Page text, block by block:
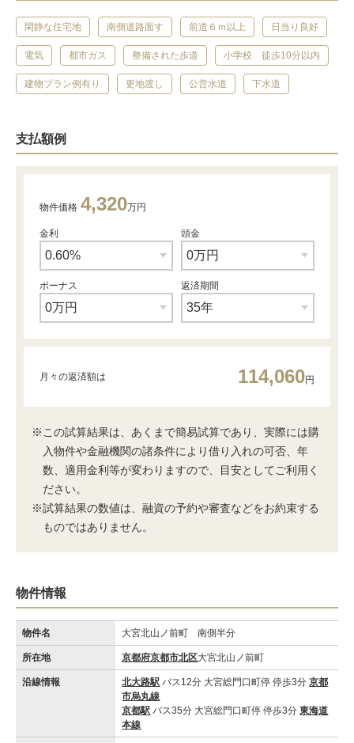
閑静な住宅地 南側道路面す 前道６ｍ以上 日当り良好
電気 都市ガス 整備された歩道 小学校 徒歩10分以内
建物プラン例有り 更地渡し 公営水道 下水道
支払額例
物件価格 4,320万円
金利 頭金
ボーナス 返済期間
月々の返済額は 114,060円
※この試算結果は、あくまで簡易試算であり、実際には購
入物件や金融機関の諸条件により借り入れの可否、年
数、適用金利等が変わりますので、目安としてご利用く
ださい。
※試算結果の数値は、融資の予約や審査などをお約束する
ものではありません。
物件情報
物件名 大宮北山ノ前町 南側半分
所在地 京都府京都市北区大宮北山ノ前町
沿線情報 北大路駅 バス12分 大宮総門口町停 停歩3分京都
市烏丸線
京都駅 バス35分 大宮総門口町停 停歩3分東海道
本線